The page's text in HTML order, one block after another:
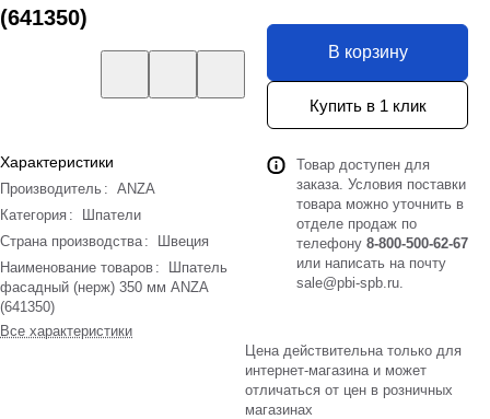
(641350)
Характеристики
Производитель : ANZA
Категория :
Шпатели
Страна производства :
Швеция
Наименование товаров :
Шпатель
фасадный (нерж) 350 мм ANZA
(641350)
Все характеристики
В корзину
Купить в 1 клик
Товар доступен для
заказа. Условия поставки
товара можно уточнить в
отделе продаж по
телефону 8-800-500-62-67
или написать на почту
sale@pbi-spb.ru.
Цена действительна только для
интернет-магазина и может
отличаться от цен в розничных
магазинах